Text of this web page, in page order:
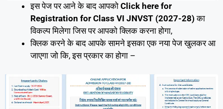
इस पेज पर आने के बाद आपको Click here for
Registration for Class VI JNVST (2027-28)का
विकल्प मिलेगा जिस पर आपको क्लिक करना होगा,
क्लिक करने के बाद आपके सामने इसका एक नया पेज खुलकर आ
जाएगा जो कि, इस प्रकार का होगा –